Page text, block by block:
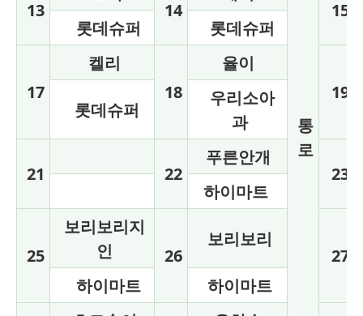
통
로
13 14
15
롯데슈퍼
롯데슈퍼
17
켈리
18
율이
19
롯데슈퍼
우리소아
과
21 22
푸른안개
23
하이마트
25
보리보리지
인
26
보리보리
27
하이마트
하이마트